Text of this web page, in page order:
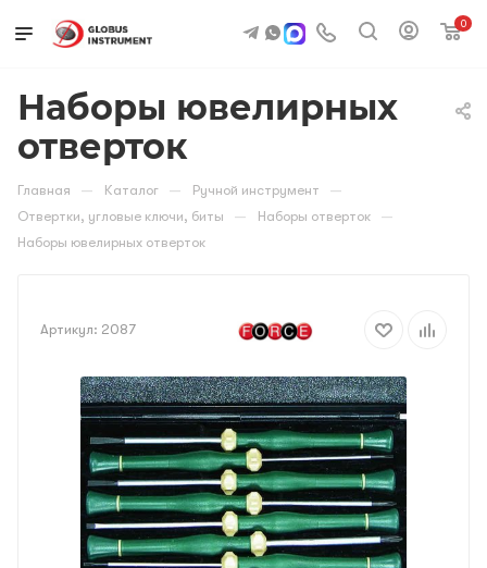
0
Наборы ювелирных
отверток
Главная — Каталог — Ручной инструмент —
Отвертки, угловые ключи, биты — Наборы отверток —
Наборы ювелирных отверток
Артикул: 2087